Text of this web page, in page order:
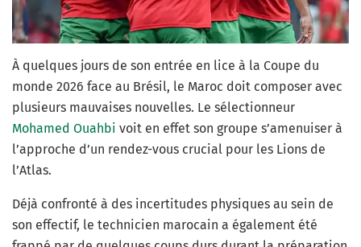
À quelques jours de son entrée en lice à la Coupe du
monde 2026 face au Brésil, le Maroc doit composer avec
plusieurs mauvaises nouvelles. Le sélectionneur
Mohamed Ouahbi voit en effet son groupe s’amenuiser à
l’approche d’un rendez-vous crucial pour les Lions de
l’Atlas.
Déjà confronté à des incertitudes physiques au sein de
son effectif, le technicien marocain a également été